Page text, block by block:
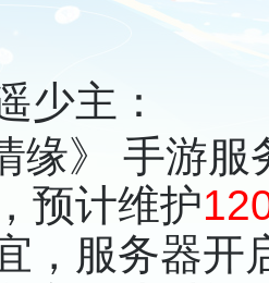
少主：
缘》 手游服
预计维护
，服务器开